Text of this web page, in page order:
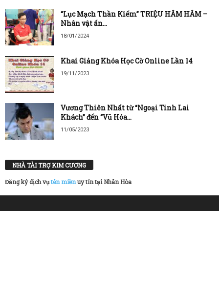
“Lục Mạch Thần Kiếm” TRIỆU HÂM HÂM –
Nhân vật ấn...
18/01/2024
Khai Giảng Khóa Học Cờ Online Lần 14
19/11/2023
Vương Thiên Nhất từ “Ngoại Tinh Lai
Khách” đến “Vũ Hóa...
11/05/2023
NHÀ TÀI TRỢ KIM CƯƠNG
Đăng ký dịch vụtên miềnuy tín tại Nhân Hòa